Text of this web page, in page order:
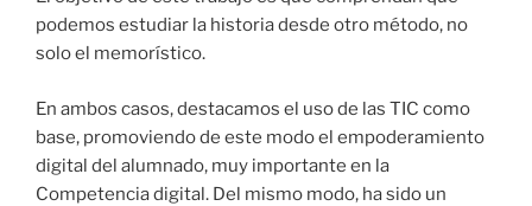
podemos estudiar la historia desde otro método, no
solo el memorístico.
En ambos casos, destacamos el uso de las TIC como
base, promoviendo de este modo el empoderamiento
digital del alumnado, muy importante en la
Competencia digital. Del mismo modo, ha sido un